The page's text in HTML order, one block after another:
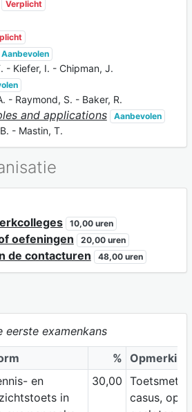
Verplicht
Aanbevolen
- Kiefer, I. - Chipman, J.
- Raymond, S. - Baker, R.
and applications Aanbevolen
- Mastin, T.
10,00 uren
oefeningen 20,00 uren
de contacturen 48,00 uren
examenkans
% Opmerking
en
in
30,00
casus,